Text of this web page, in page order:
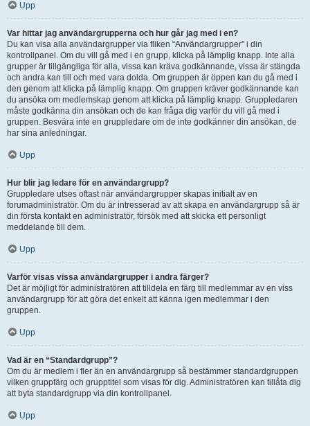
Upp
Var hittar jag användargrupperna och hur går jag med i en?
Du kan visa alla användargrupper via fliken “Användargrupper” i din
kontrollpanel. Om du vill gå med i en grupp, klicka på lämplig knapp. Inte alla
grupper är tillgängliga för alla, vissa kan kräva godkännande, vissa är stängda
och andra kan till och med vara dolda. Om gruppen är öppen kan du gå med i
den genom att klicka på lämplig knapp. Om gruppen kräver godkännande kan
du ansöka om medlemskap genom att klicka på lämplig knapp. Gruppledaren
måste godkänna din ansökan och de kan fråga dig varför du vill gå med i
gruppen. Besvära inte en gruppledare om de inte godkänner din ansökan, de
har sina anledningar.
Upp
Hur blir jag ledare för en användargrupp?
Gruppledare utses oftast när användargrupper skapas initialt av en
forumadministratör. Om du är intresserad av att skapa en användargrupp så är
din första kontakt en administratör, försök med att skicka ett personligt
meddelande till dem.
Upp
Varför visas vissa användargrupper i andra färger?
Det är möjligt för administratören att tilldela en färg till medlemmar av en viss
användargrupp för att göra det enkelt att känna igen medlemmar i den
gruppen.
Upp
Vad är en “Standardgrupp”?
Om du är medlem i fler än en användargrupp så bestämmer standardgruppen
vilken gruppfärg och grupptitel som visas för dig. Administratören kan tillåta dig
att byta standardgrupp via din kontrollpanel.
Upp